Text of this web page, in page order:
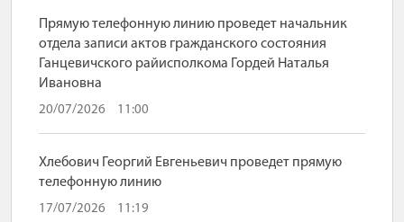
Прямую телефонную линию проведет начальник
отдела записи актов гражданского состояния
Ганцевичского райисполкома Гордей Наталья
Ивановна
20/07/2026 11:00
Хлебович Георгий Евгеньевич проведет прямую
телефонную линию
17/07/2026 11:19